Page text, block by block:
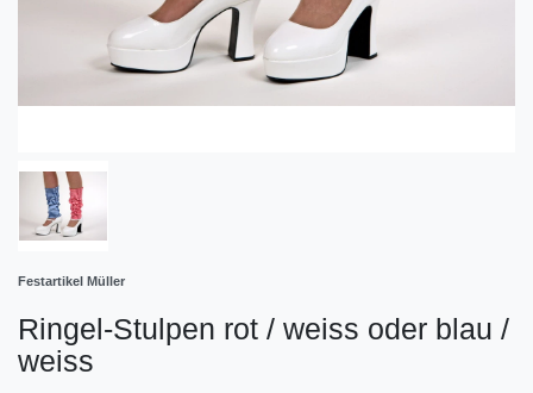
Festartikel Müller
Ringel-Stulpen rot / weiss oder blau /
weiss